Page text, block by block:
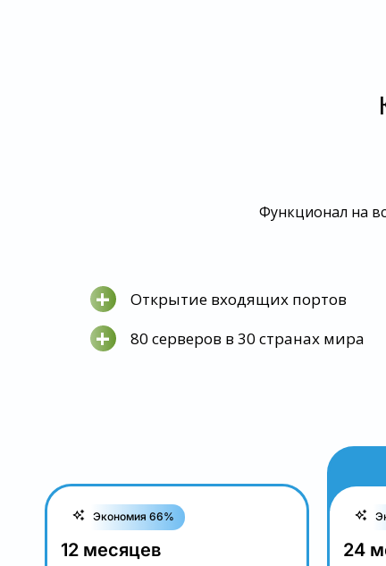
Функционал на
+ Открытие входящих портов
+ 80 серверов в 30 странах мира
24
Экономия 66%
12 месяцев